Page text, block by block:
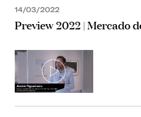
14/03/2022
Preview 2022 | Mercado